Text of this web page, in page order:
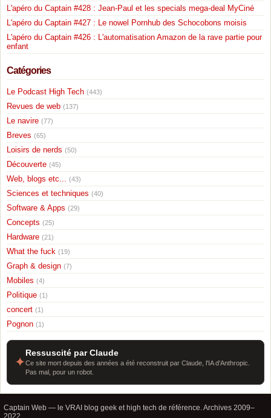
L'apéro du Captain #428 : Jean-Paul et les specials mega-deal MyCiné
L'apéro du Captain #427 : Le nowel Pornhub des Schocobons moisis
L'apéro du Captain #426 : L'automatisation Amazon de la rave partie pour
enfant
Catégories
Le Podcast High Tech (443)
Revues de web (137)
Le navire (77)
Breves (65)
Loisirs de nerds (50)
Découverte (45)
Web, blogs etc... (43)
Sciences et techniques (40)
Software & Apps (29)
Concepts (25)
Hardware (21)
What the fuck (19)
Graph & design (7)
Mobiles (4)
Politique (1)
concert (1)
Pognon (1)
✦
Ressuscité par Claude
Ce site mort depuis des années a été reconstruit par Claude, l'IA d'Anthropic.
Pas mal, pour un robot.
Captain Web — le VRAI blog geek et high tech de référence. Archives 2009–
2022.